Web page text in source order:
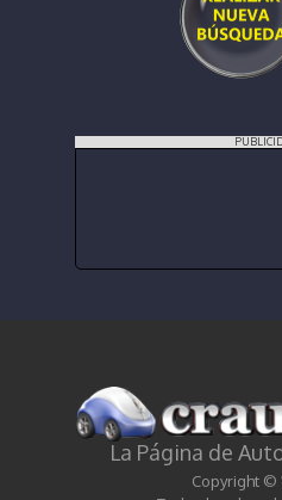
La Página de
Copyright ©